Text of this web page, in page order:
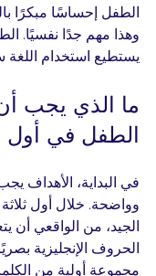
الطفل إحساسًا مبكرًا
وهذا مهم جدًا نفسيًا.
يستطيع استخدام اللغة
ما الذي يجب
الطفل في أول 3 أشهر؟
في البداية، الأهداف
وواضحة. خلال أول
الجيد، من الواقعي أن
الحروف الإنجليزية
مجموعة أولية من